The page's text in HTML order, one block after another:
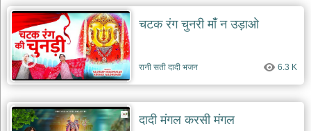
चटक रंग चुनरी मांँ न उड़ाओ
रानी सती दादी भजन 6.3 K
दादी मंगल करसी मंगल